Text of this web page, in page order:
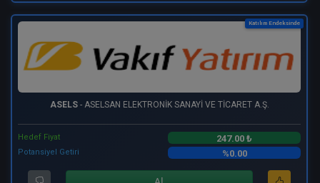
Katılım Endeksinde
ASELS- ASELSAN ELEKTRONİK SANAYİ VE TİCARET A.Ş.
Hedef Fiyat 247.00 ₺
Potansiyel Getiri %0.00